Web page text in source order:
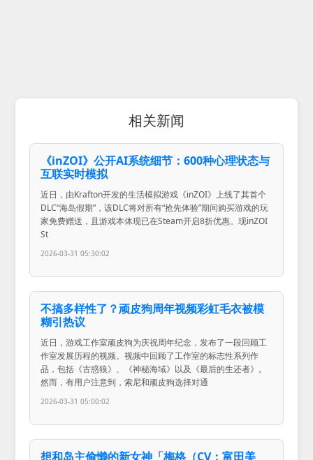
相关新闻
《inZOI》公开AI系统细节：600种心理状态与
互联实时模拟
近日，由Krafton开发的生活模拟游戏《inZOI》上线了其首个
DLC“海岛假期”，该DLC将对所有“抢先体验”期间购买游戏的玩
家免费赠送，且游戏本体现已在Steam开启8折优惠。现inZOI
St
2026-03-31 05:30:02
不搞多样性了？顽皮狗周年视频彩虹毛衣被模
糊引热议
近日，游戏工作室顽皮狗为庆祝周年纪念，发布了一段回顾工
作室发展历程的视频。视频中回顾了工作室的标志性系列作
品，包括《古惑狼》、《神秘海域》以及《最后的生还者》。
然而，有用户注意到，索尼和顽皮狗选择对通
2026-03-31 05:00:02
想和岛主偷懒的新女神「梅格（CV：富田美